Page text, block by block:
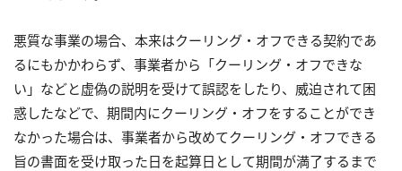
悪質な事業の場合、本来はクーリング・オフできる契約であ
るにもかかわらず、事業者から「クーリング・オフできな
い」などと虚偽の説明を受けて誤認をしたり、威迫されて困
惑したなどで、期間内にクーリング・オフをすることができ
なかった場合は、事業者から改めてクーリング・オフできる
旨の書面を受け取った日を起算日として期間が満了するまで